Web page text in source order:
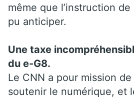
même que l’instruction de
pu anticiper.
Une taxe
du e-G8.
Le CNN a pour mission
soutenir le numérique, et